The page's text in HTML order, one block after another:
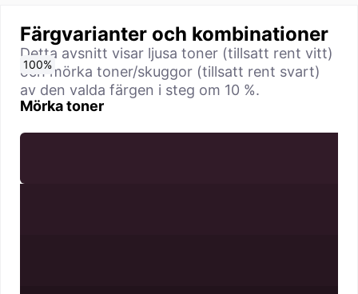
Färgvarianter och kombinationer
Detta avsnitt visar ljusa toner (tillsatt rent vitt)
och mörka toner/skuggor (tillsatt rent svart)
av den valda färgen i steg om 10 %.
Mörka toner
0%
10%
20%
30%
40%
50%
60%
70%
80%
90%
100%